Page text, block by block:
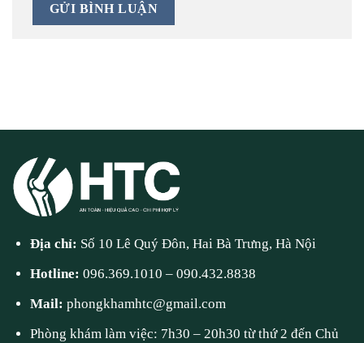
Địa chỉ: Số 10 Lê Quý Đôn, Hai Bà Trưng, Hà Nội
Hotline:096.369.1010 –090.432.8838
Mail:phongkhamhtc@gmail.com
Phòng khám làm việc: 7h30 – 20h30 từ thứ 2 đến Chủ